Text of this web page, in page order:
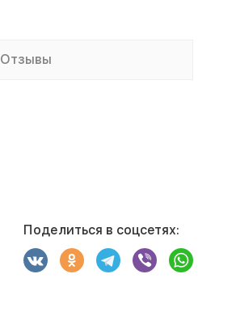
Отзывы
Поделиться в соцсетях: